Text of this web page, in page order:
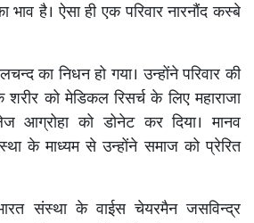
भाव है। ऐसा ही एक परिवार नारनौंद कस्बे
का निधन हो गया। उन्होंने परिवार की
को मेडिकल रिसर्च के लिए महाराजा
आग्रोहा को डोनेट कर दिया। मानव
के माध्यम से उन्होंने समाज को प्रेरित
संस्था के वाईस चेयरमैन जसविन्द्र